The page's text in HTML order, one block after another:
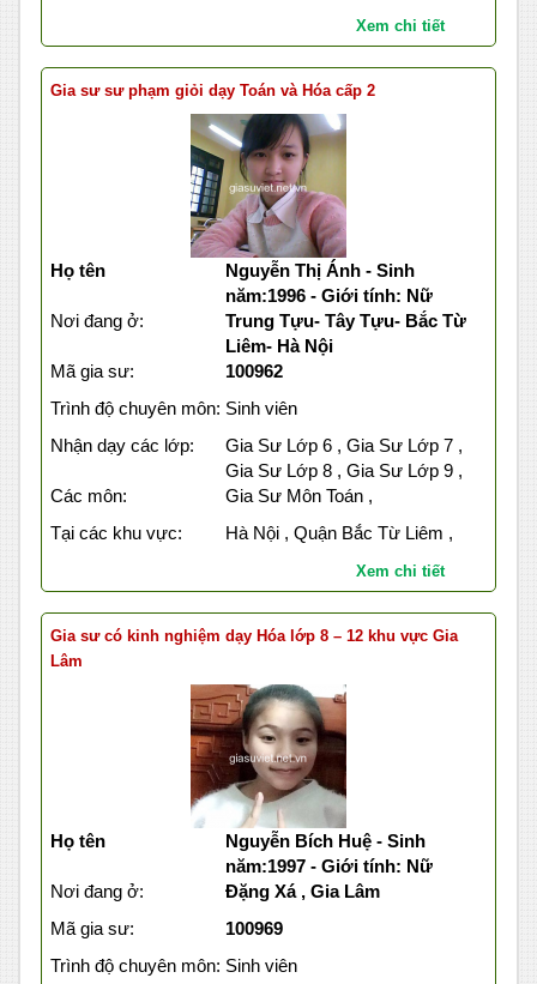
Xem chi tiết
Gia sư sư phạm giỏi dạy Toán và Hóa cấp 2
Họ tên
Nguyễn Thị Ánh - Sinh
năm:1996 - Giới tính: Nữ
Nơi đang ở:
Trung Tựu- Tây Tựu- Bắc Từ
Liêm- Hà Nội
Mã gia sư:
100962
Trình độ chuyên môn: Sinh viên
Nhận dạy các lớp:
Gia Sư Lớp 6 , Gia Sư Lớp 7 ,
Gia Sư Lớp 8 , Gia Sư Lớp 9 ,
Các môn:
Gia Sư Môn Toán ,
Tại các khu vực:
Hà Nội , Quận Bắc Từ Liêm ,
Xem chi tiết
Gia sư có kinh nghiệm dạy Hóa lớp 8 – 12 khu vực Gia
Lâm
Họ tên
Nguyễn Bích Huệ - Sinh
năm:1997 - Giới tính: Nữ
Nơi đang ở:
Đặng Xá , Gia Lâm
Mã gia sư:
100969
Trình độ chuyên môn: Sinh viên